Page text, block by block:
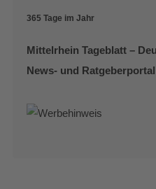
365 Tage im Jahr
Mittelrhein Tageblatt –
News- und Ratgeberportal